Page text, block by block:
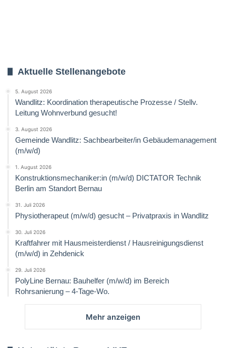
Aktuelle Stellenangebote
5. August 2026
Wandlitz: Koordination therapeutische Prozesse / Stellv.
Leitung Wohnverbund gesucht!
3. August 2026
Gemeinde Wandlitz: Sachbearbeiter/in Gebäudemanagement
(m/w/d)
1. August 2026
Konstruktionsmechaniker:in (m/w/d) DICTATOR Technik
Berlin am Standort Bernau
31. Juli 2026
Physiotherapeut (m/w/d) gesucht – Privatpraxis in Wandlitz
30. Juli 2026
Kraftfahrer mit Hausmeisterdienst / Hausreinigungsdienst
(m/w/d) in Zehdenick
29. Juli 2026
PolyLine Bernau: Bauhelfer (m/w/d) im Bereich
Rohrsanierung – 4-Tage-Wo.
Mehr anzeigen